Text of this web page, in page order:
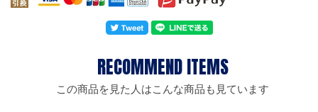
この商品を見た人はこんな商品も見ています